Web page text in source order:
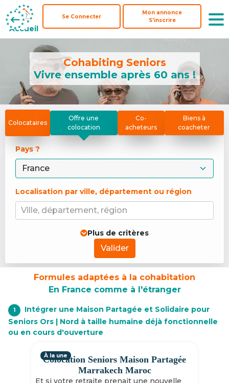
Accueil
Se Connecter
Mon annonce
S'inscrire
Accueil
Se Connecter
Mon annonce
S'inscrire
Cohabiting Seniors
Vivre ensemble après 60 ans !
Colocataires
Offre une
colocation
Co-
acheteurs
Biens à
coacheter
Pays ?
Localisation par ville, département ou région
Ville, département, région
Plus de critères
Valider
Formules adaptées à la cohabitation
En France comme à l'étranger
1
Intégrer une Maison Partagée et Solidaire pour
Seniors Ors | Nord à taille humaine déjà fonctionnelle
ou en cours d'ouverture
Colocation Seniors Maison Partagée
Marrakech Maroc
Et si votre retraite prenait une nouvelle
À la une